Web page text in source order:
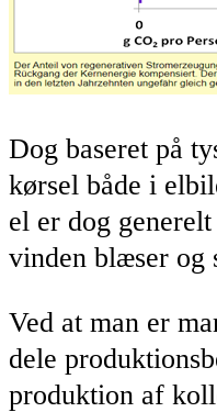
Dog baseret på
kørsel både i
el er dog
vinden blæser og
Ved at man er
dele
produktion af